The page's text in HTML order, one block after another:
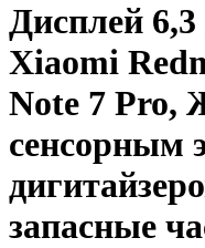
Дисплей
Xiaomi
Note 7 Pro,
сенсорным
запасные